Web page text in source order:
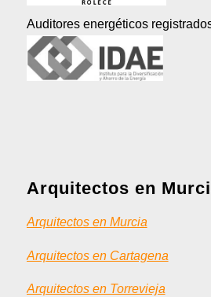
Auditores energéticos
Arquitectos en
Arquitectos en Murcia
Arquitectos en Cartagena
Arquitectos en Torrevieja